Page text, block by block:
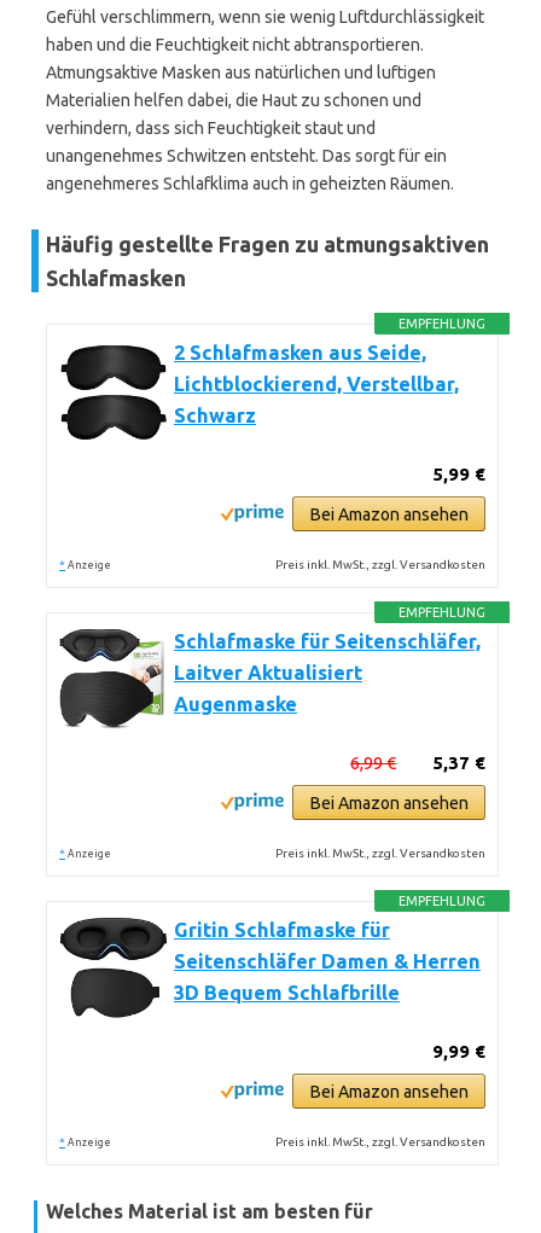
Gefühl verschlimmern, wenn sie wenig Luftdurchlässigkeit
haben und die Feuchtigkeit nicht abtransportieren.
Atmungsaktive Masken aus natürlichen und luftigen
Materialien helfen dabei, die Haut zu schonen und
verhindern, dass sich Feuchtigkeit staut und
unangenehmes Schwitzen entsteht. Das sorgt für ein
angenehmeres Schlafklima auch in geheizten Räumen.
Häufig gestellte Fragen zu atmungsaktiven
Schlafmasken
EMPFEHLUNG
2 Schlafmasken aus Seide,
Lichtblockierend, Verstellbar,
Schwarz
5,99 €
Bei Amazon ansehen
* Anzeige Preis inkl. MwSt., zzgl. Versandkosten
EMPFEHLUNG
Schlafmaske für Seitenschläfer,
Laitver Aktualisiert
Augenmaske
5,37 €
6,99 €
Bei Amazon ansehen
* Anzeige Preis inkl. MwSt., zzgl. Versandkosten
EMPFEHLUNG
Gritin Schlafmaske für
Seitenschläfer Damen & Herren
3D Bequem Schlafbrille
9,99 €
Bei Amazon ansehen
* Anzeige Preis inkl. MwSt., zzgl. Versandkosten
Welches Material ist am besten für